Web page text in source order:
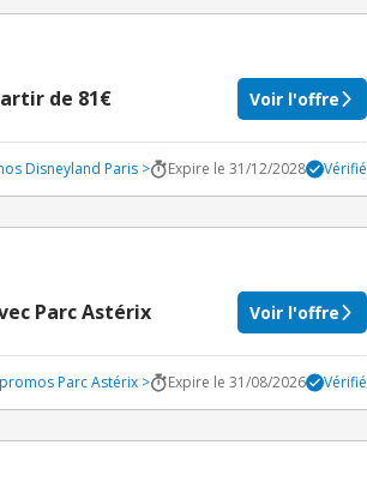
de 81€ Voir l'offre
Disneyland Paris > Expire le 31/12/2028 Vérifié
Parc Astérix Voir l'offre
Parc Astérix > Expire le 31/08/2026 Vérifié